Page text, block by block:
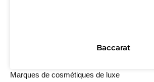
Baccarat
Marques de cosmétiques de luxe